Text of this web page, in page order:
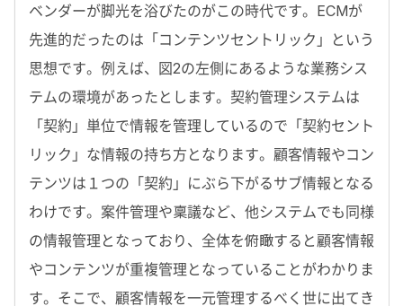
ベンダーが脚光を浴びたのがこの時代です。ECMが
先進的だったのは「コンテンツセントリック」という
思想です。例えば、図2の左側にあるような業務シス
テムの環境があったとします。契約管理システムは
「契約」単位で情報を管理しているので「契約セント
リック」な情報の持ち方となります。顧客情報やコン
テンツは１つの「契約」にぶら下がるサブ情報となる
わけです。案件管理や稟議など、他システムでも同様
の情報管理となっており、全体を俯瞰すると顧客情報
やコンテンツが重複管理となっていることがわかりま
す。そこで、顧客情報を一元管理するべく世に出てき